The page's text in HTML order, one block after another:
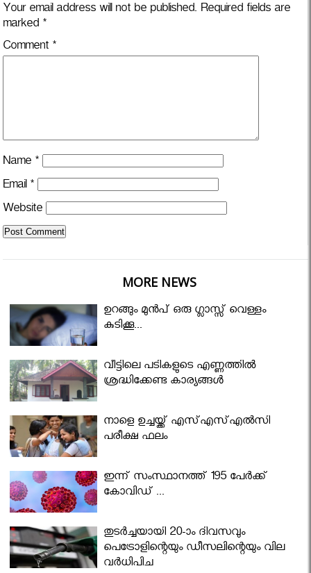
Your email address will not be published. Required fields are
marked *
Comment *
Name *
Email *
Website
MORE NEWS
ഉറങ്ങും മുന്‍പ് ഒരു ഗ്ലാസ്സ് വെള്ളം
കുടിക്കൂ...
വീട്ടിലെ പടികളുടെ എണ്ണത്തിൽ
ശ്രദ്ധിക്കേണ്ട കാര്യങ്ങൾ
നാളെ ഉച്ചയ്ക്ക് എസ്എസ്എല്‍സി
പരീക്ഷ ഫലം
ഇന്ന് സംസ്ഥാനത്ത് 195 പേര്‍ക്ക്
കോവിഡ് ...
തുടർച്ചയായി 20-ാം ദിവസവും
പെട്രോളിന്റെയും ഡീസലിന്റെയും വില
വര്‍ധിപ്പിച്ചു